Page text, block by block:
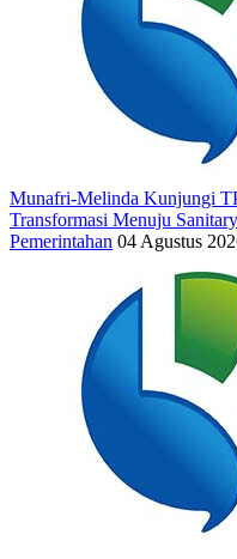
Munafri-Melinda Kunjungi
Transformasi Menuju
Pemerintahan 04 Agustus